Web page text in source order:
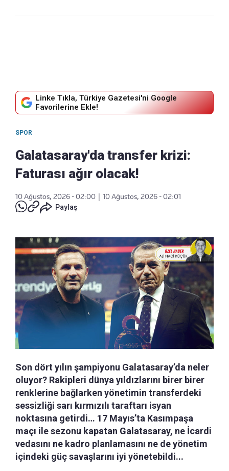
Linke Tıkla, Türkiye Gazetesi'ni Google
Favorilerine Ekle!
SPOR
Galatasaray'da transfer krizi:
Faturası ağır olacak!
10 Ağustos, 2026 - 02:00
10 Ağustos, 2026 - 02:01
Paylaş
Son dört yılın şampiyonu Galatasaray’da neler
oluyor? Rakipleri dünya yıldızlarını birer birer
renklerine bağlarken yönetimin transferdeki
sessizliği sarı kırmızılı taraftarı isyan
noktasına getirdi… 17 Mayıs’ta Kasımpaşa
maçı ile sezonu kapatan Galatasaray, ne İcardi
vedasını ne kadro planlamasını ne de yönetim
içindeki güç savaşlarını iyi yönetebildi...